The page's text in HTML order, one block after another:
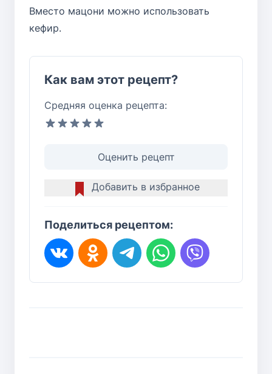
Вместо мацони можно использовать
кефир.
Как вам этот рецепт?
Средняя оценка рецепта:
Оценить рецепт
Добавить в избранное
Поделиться рецептом: